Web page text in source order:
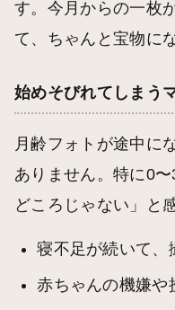
す。今月からの一枚
て、ちゃんと宝物に
始めそびれてしまう
月齢フォトが途中に
ありません。特に0
どころじゃない」と
寝不足が続いて、
赤ちゃんの機嫌や